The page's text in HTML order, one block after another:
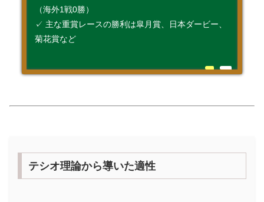
（海外1戦0勝）
✓ 主な重賞レースの勝利は皐月賞、日本ダービー、
菊花賞など
テシオ理論から導いた適性